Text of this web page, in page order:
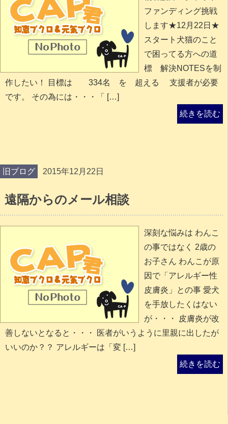
ファンディング挑戦
します★12月22日★
スタート犬猫のこと
で困ってる方への道
標 解決NOTESを制
作したい！ 目標は 334名 を 超える 支援者が必要
です。 その為には・・・「 […]
続きを読む
旧ブログ 2015年12月22日
遠隔からのメール相談
深刻な悩みは わんこ
の事ではなく 2歳の
お子さん わんこが原
因で「アレルギー性
皮膚炎」との事 愛犬
を手放したくはない
が・・・ 皮膚炎が改
善しないとなると・・・ 医者がいうように里親に出したが
いいのか？？ アレルギーは「変 […]
続きを読む